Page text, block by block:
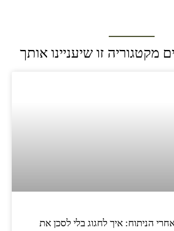
מקטגוריה זו שיעניינו אותך
הניתוח: איך לחגוג בלי לסכן את